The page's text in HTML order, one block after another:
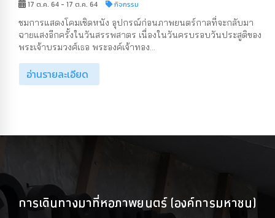
17 ต.ค. 64 - 17 ต.ค. 64 กิจกรรม
ชมการแสดงโคมเชิดหนัง อุปกรณ์ก่อนภาพยนตร์กาลที่จะกลับมา
ฉายแสงอีกครั้งในวันสรรพสาตร เนื่องในวันครบรอบวันประสูติของ
พระเจ้าบรมวงศ์เธอ พระองค์เจ้าทอง...
อ่านรายละเอียด
การเดินทางมาที่หอภาพยนตร์ (องค์การมหาชน)